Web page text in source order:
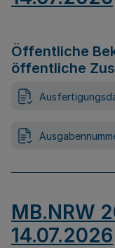
Öffentliche
öffentliche
MB.NRW
14.07.2026